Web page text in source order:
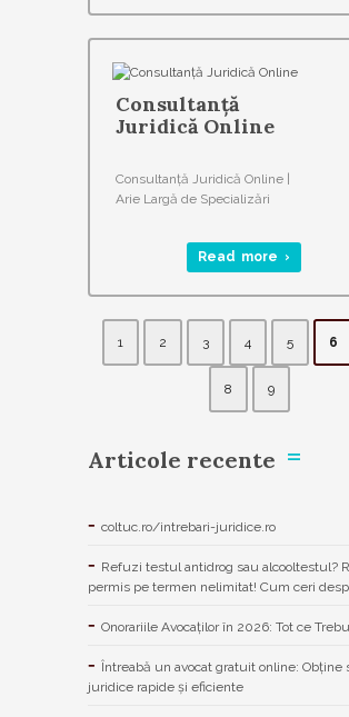
Consultanță
Juridică Online
Consultanță Juridică Online |
Arie Largă de Specializări‎
Read more ›
1 2 3 4 5 6
8 9
Articole recente
coltuc.ro/intrebari-juridice.ro
Refuzi testul antidrog sau alcooltestul?
permis pe termen nelimitat! Cum ceri
Onorariile Avocaților în 2026: Tot ce
Întreabă un avocat gratuit online: Obține
juridice rapide și eficiente